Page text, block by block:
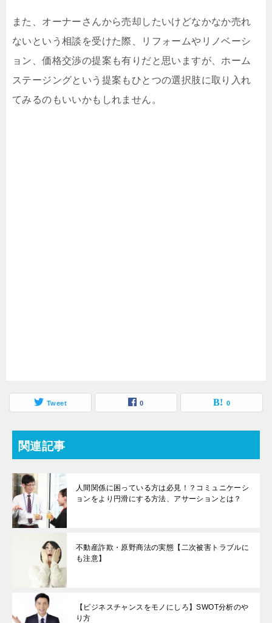
また、オーナーさんから売却したいけどなかなか売れ
ないという相談を受けた際、リフォームやリノベーシ
ョン、価格交渉の提案も有りだと思いますが、ホーム
ステージングという提案もひとつの選択肢に取り入れ
てみるのもいいかもしれません。
Tweet 0 0
関連記事
人間関係に困っている方は必見！？コミュニケーシ
ョンをより円滑にする方法、アサーションとは？
不動産詐欺・原野商法の実態【二次被害トラブルに
も注意】
【ビジネスチャンスをモノにしろ】SWOT分析のや
り方